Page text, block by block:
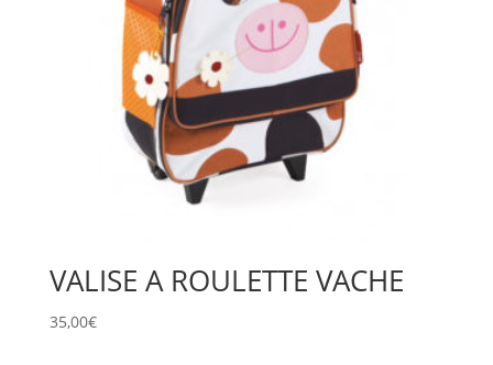
VALISE A ROULETTE VACHE
35,00€